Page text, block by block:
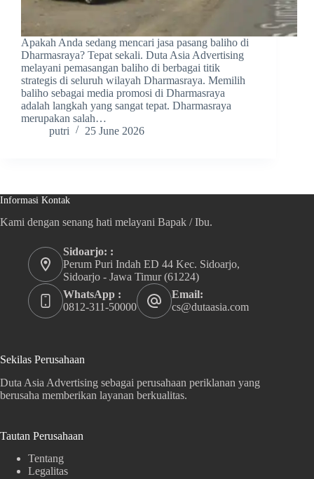
Apakah Anda sedang mencari jasa pasang baliho di
Dharmasraya? Tepat sekali. Duta Asia Advertising
melayani pemasangan baliho di berbagai titik
strategis di seluruh wilayah Dharmasraya. Memilih
baliho sebagai media promosi di Dharmasraya
adalah langkah yang sangat tepat. Dharmasraya
merupakan salah…
putri
25 June 2026
Informasi Kontak
Kami dengan senang hati melayani Bapak / Ibu.
Sidoarjo: :
Perum Puri Indah ED 44 Kec. Sidoarjo,
Sidoarjo - Jawa Timur (61224)
WhatsApp :
0812-311-50000
Email:
cs@dutaasia.com
Sekilas Perusahaan
Duta Asia Advertising sebagai perusahaan periklanan yang
berusaha memberikan layanan berkualitas.
Tautan Perusahaan
Tentang
Legalitas